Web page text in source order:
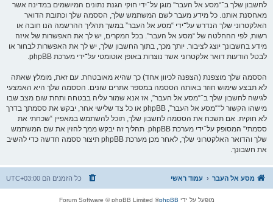
לחשבון שלך ב־“מסע אל העבר” מוגן על־ידי חוקי הגנת נתונים המיושמים במדינה אשר
מאחסנת אותנו. כל מידע מעבר לשם המשתמש שלך, הססמה שלך וכתובת הדואר
האלקטרוני שלך הנדרש על־ידי “מסע אל העבר” במשך תהליך ההרשמה הנו חובה או
רשות, לפי ההחלטה של “מסע אל העבר”. בכל המקרים, יש לך את האפשרות של איזה
מידע בחשבונך יוצג לציבור. יותך מכך, בתוך החשבון שלך, יש לך את האפשרות לבחור או
לבטל הודעות דואר אלקטרוני אשר נוצרות באופן אוטומטי על־ידי מערכת phpBB.
הססמה שלך מוצפנת (הצפנה לכיוון אחד) כך שהיא מאובטחת. עם זאת, מומלץ שאתה
לא תבצע שימוש חוזר באותה הססמה במספר אתרים שונים. הססמה שלך היא האמצעי
לגישה לחשבון שלך ב־“מסע אל העבר”, אז אנא שמור עליה בבטחה ותחת שום מצב שבו
מישהו הקשור ל־“מסע אל העבר”, phpBB או כל צד שלישי אחר, יבקש את ססמתך בדרך
לא חוקית. אם תשכח את הססמה לחשבון שלך, תוכל להשתמש במאפיין “שכחתי את
ססמתי” המסופק על־ידי מערכת phpBB. תהליך זה יבקש ממך להזין את שם המשתמש
שלך והדואר האלקטרוני שלך, לאחר מכן מערכת phpBB תיצור ססמה חדשה כדי להשיב
את חשבונך.
מסע אל העבר עמוד ראשי כל הזמנים הם UTC+03:00
מופעל על ידי phpBB
® Forum Software © phpBB Limited